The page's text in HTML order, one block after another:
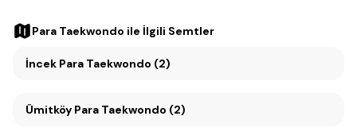
Para Taekwondo ile İlgili Semtler
İncek Para Taekwondo (2)
Ümitköy Para Taekwondo (2)